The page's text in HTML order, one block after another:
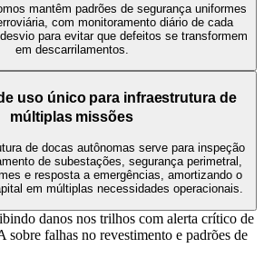
mantêm padrões de segurança uniformes
com monitoramento diário de cada
para evitar que defeitos se transformem
em descarrilamentos.
uso único para infraestrutura de
múltiplas missões
de docas autônomas serve para inspeção
de subestações, segurança perimetral,
e resposta a emergências, amortizando o
em múltiplas necessidades operacionais.